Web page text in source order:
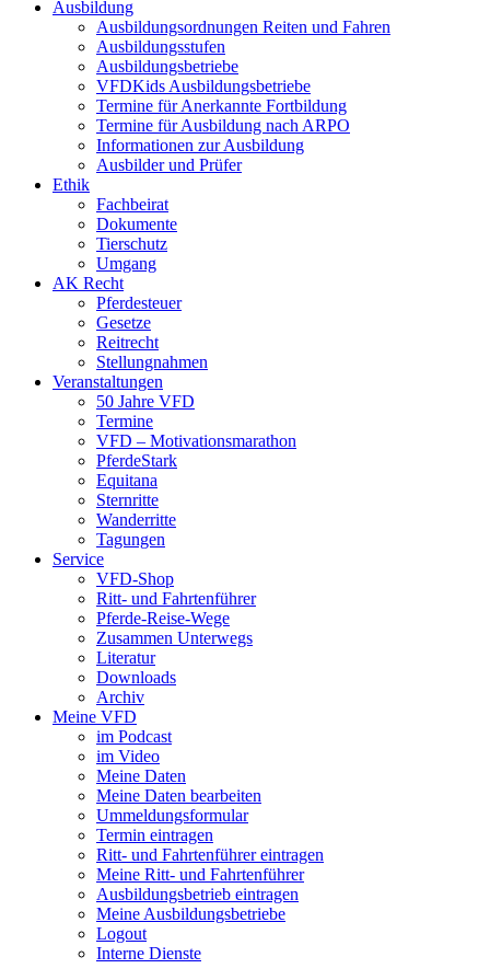
Ausbildung
Ausbildungsordnungen Reiten und Fahren
Ausbildungsstufen
Ausbildungsbetriebe
VFDKids Ausbildungsbetriebe
Termine für Anerkannte Fortbildung
Termine für Ausbildung nach ARPO
Informationen zur Ausbildung
Ausbilder und Prüfer
Ethik
Fachbeirat
Dokumente
Tierschutz
Umgang
AK Recht
Pferdesteuer
Gesetze
Reitrecht
Stellungnahmen
Veranstaltungen
50 Jahre VFD
Termine
VFD – Motivationsmarathon
PferdeStark
Equitana
Sternritte
Wanderritte
Tagungen
Service
VFD-Shop
Ritt- und Fahrtenführer
Pferde-Reise-Wege
Zusammen Unterwegs
Literatur
Downloads
Archiv
Meine VFD
im Podcast
im Video
Meine Daten
Meine Daten bearbeiten
Ummeldungsformular
Termin eintragen
Ritt- und Fahrtenführer eintragen
Meine Ritt- und Fahrtenführer
Ausbildungsbetrieb eintragen
Meine Ausbildungsbetriebe
Logout
Interne Dienste